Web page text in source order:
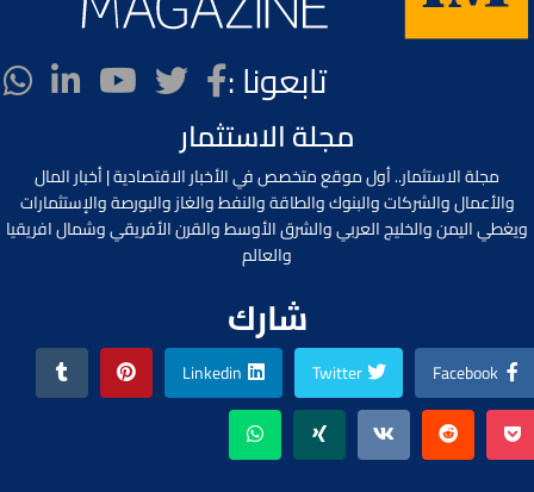
تابعونا :
مجلة الاستثمار
مجلة الاستثمار.. أول موقع متخصص في الأخبار الاقتصادية | أخبار المال
والأعمال والشركات والبنوك والطاقة والنفط والغاز والبورصة والإستثمارات
ويغطي اليمن والخليج العربي والشرق الأوسط والقرن الأفريقي وشمال افريقيا
والعالم
شارك
Facebook
Twitter
Linkedin